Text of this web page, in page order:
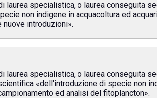
specialistica, o laurea conseguita
non indigene in acquacoltura ed
introduzioni».
specialistica, o laurea conseguita
«dell'introduzione di specie non
ed analisi del fitoplancton».